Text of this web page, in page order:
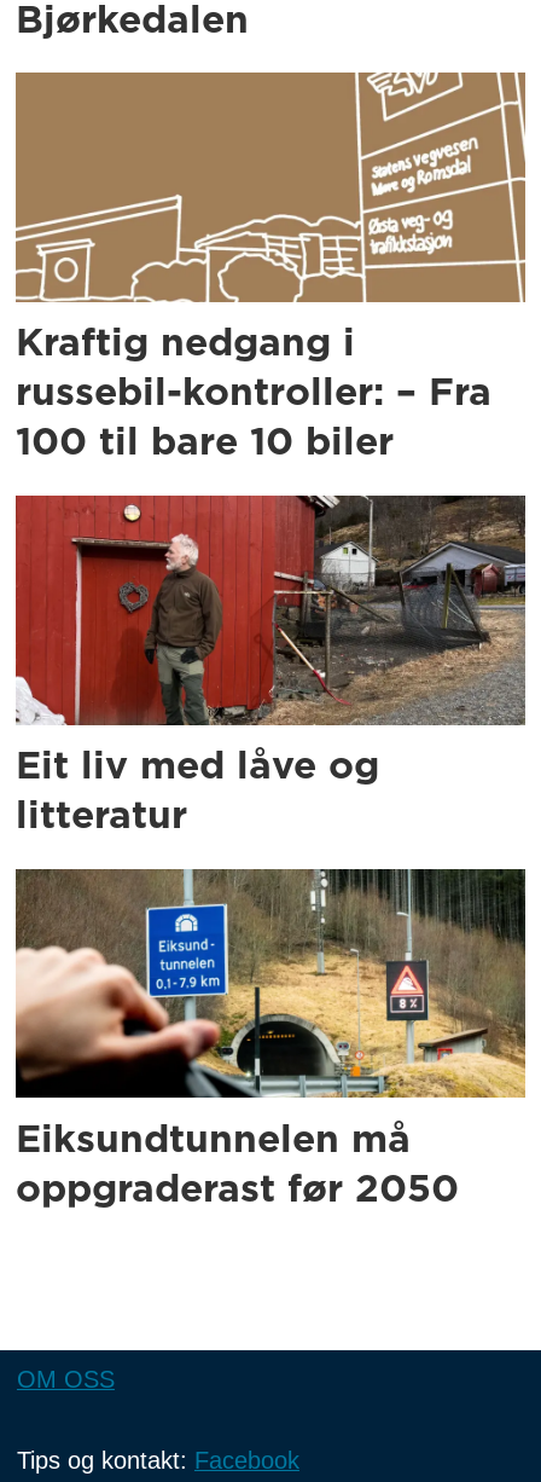
Bjørkedalen
Kraftig nedgang i
russebil-kontroller: – Fra
100 til bare 10 biler
Eit liv med låve og
litteratur
Eiksundtunnelen må
oppgraderast før 2050
OM OSS
Tips og kontakt: Facebook